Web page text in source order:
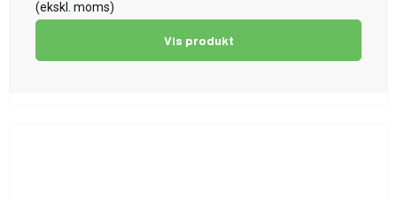
(ekskl. moms)
Vis produkt